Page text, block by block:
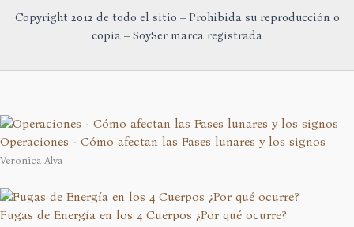
Copyright 2012 de todo el sitio – Prohibida su reproducción o
copia – SoySer marca registrada
Operaciones - Cómo afectan las Fases lunares y los signos
Veronica Alva
Fugas de Energía en los 4 Cuerpos ¿Por qué ocurre?